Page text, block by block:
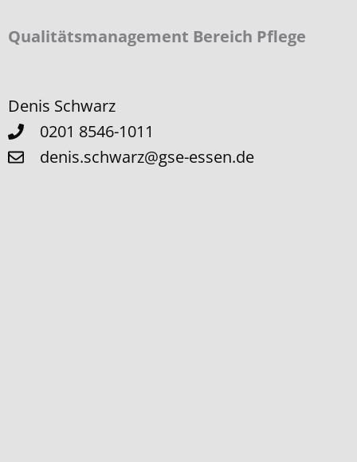
Qualitäts­management Bereich Pflege
Denis Schwarz
0201 8546-1011
denis.schwarz@gse-essen.de